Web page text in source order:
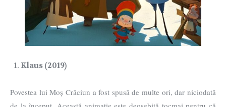
Klaus (2019)
Povestea lui Moș Crăciun a fost spusă de multe ori, dar niciodată